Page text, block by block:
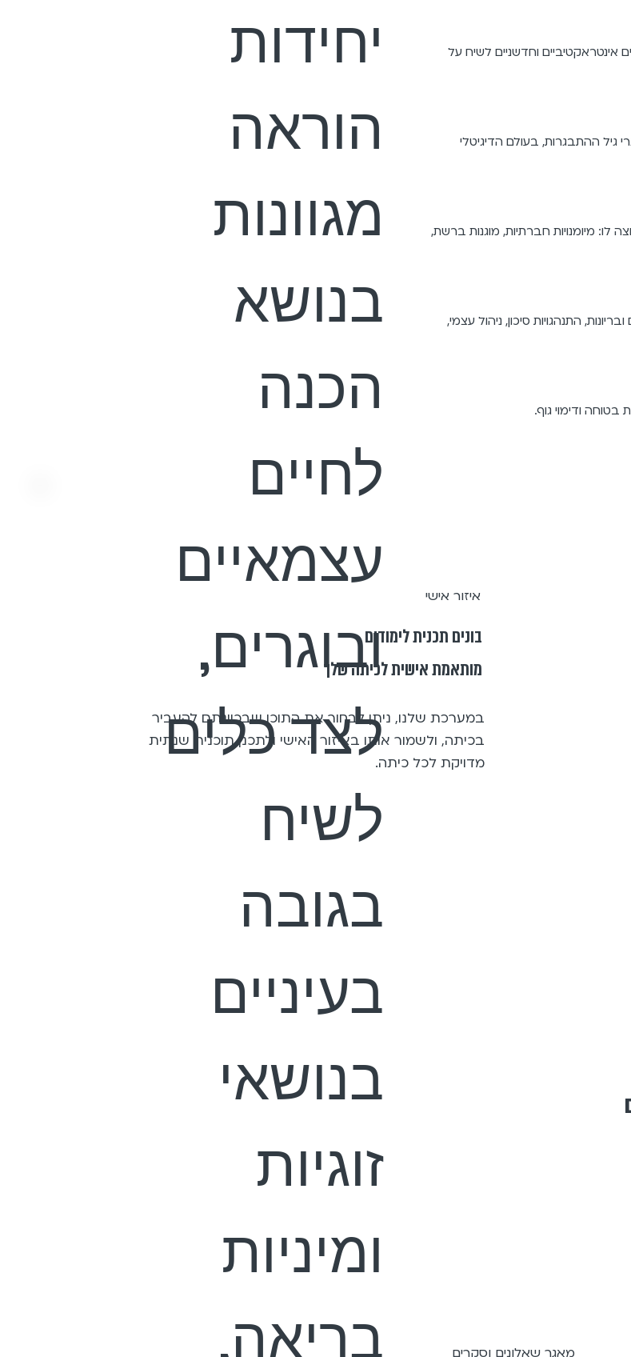
איזור אישי
במערכת שלנו, ניתן לבחור את התוכן שבכוונתם להעביר
בכיתה, ולשמור אותו באיזור האישי ולתכנן תוכנית שנתית
מדויקת לכל כיתה.
בונים תכנית לימודים
מותאמת אישית לכיתה שלך
מאגר שאלונים וסקרים
יחידות
הוראה
מגוונות
בנושא
הכנה
לחיים
עצמאיים
ובוגרים,
לצד כלים
לשיח
בגובה
בעיניים
בנושאי
זוגיות
ומיניות
בריאה,
אינטראקטיביים וחדשניים לשיח על
גיל ההתבגרות, בעולם הדיגיטלי
לו: מיומנויות חברתיות, מוגנות ברשת,
התנהגויות סיכון, ניהול עצמי,
בטוחה ודימוי גוף.